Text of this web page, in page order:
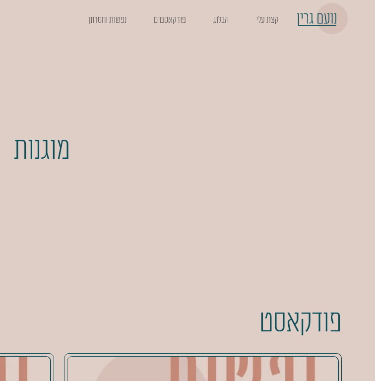
קצת עלי הבלוג פודקאסטים נפשות וחסרונן
מוגנות
פודקאסט